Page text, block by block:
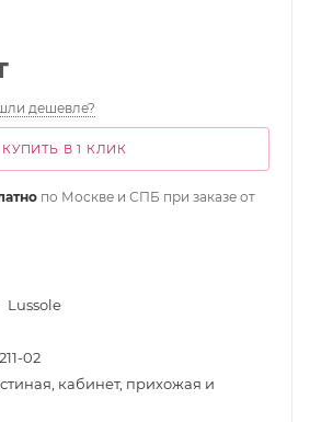
дешевле?
КУПИТЬ В 1 КЛИК
по Москве и СПБ при заказе от
Lussole
02
кабинет, прихожая и